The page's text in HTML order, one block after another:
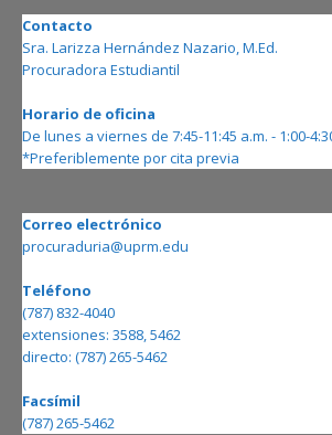
Contacto
Sra. Larizza Hernández Nazario, M.Ed.
Procuradora Estudiantil
Horario de oficina
De lunes a viernes de 7:45-11:45 a.m. - 1:00-
*Preferiblemente por cita previa
Correo electrónico
procuraduria@uprm.edu
Teléfono
(787) 832-4040
extensiones: 3588, 5462
directo: (787) 265-5462
Facsímil
(787) 265-5462